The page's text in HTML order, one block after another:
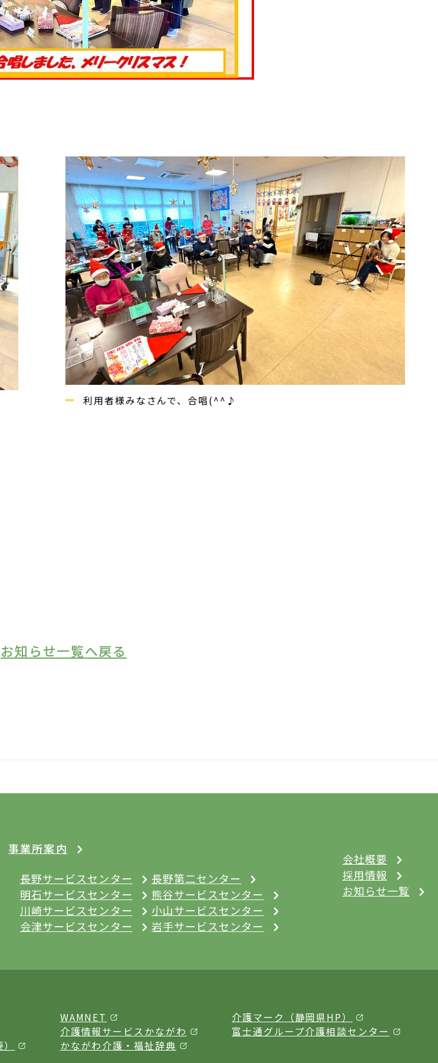
利用者様みなさんで、合唱(^^♪
お知らせ一覧へ戻る
事業所案内
長野サービスセンター
長野第二センター
明石サービスセンター
熊谷サービスセンター
川崎サービスセンター
小山サービスセンター
会津サービスセンター
岩手サービスセンター
会社概要
採用情報
お知らせ一覧
WAMNET
介護情報サービスかながわ
かながわ介護・福祉辞典
介護マーク（静岡県HP）
富士通グループ介護相談センター